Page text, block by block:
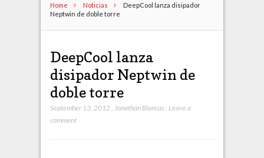
Home Noticias
DeepCool lanza disipador
Neptwin de doble torre
DeepCool lanza
disipador Neptwin de
doble torre
September 13, 2012, Jonathan Blancas Leave a
comment